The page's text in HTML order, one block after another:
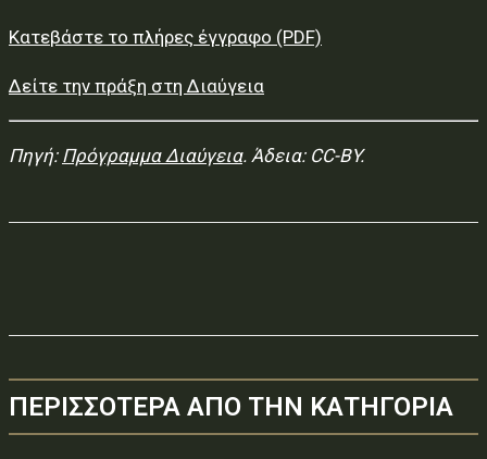
Κατεβάστε το πλήρες έγγραφο (PDF)
Δείτε την πράξη στη Διαύγεια
Πηγή: Πρόγραμμα Διαύγεια. Άδεια: CC-BY.
ΠΕΡΙΣΣΟΤΕΡΑ ΑΠΟ ΤΗΝ ΚΑΤΗΓΟΡΙΑ